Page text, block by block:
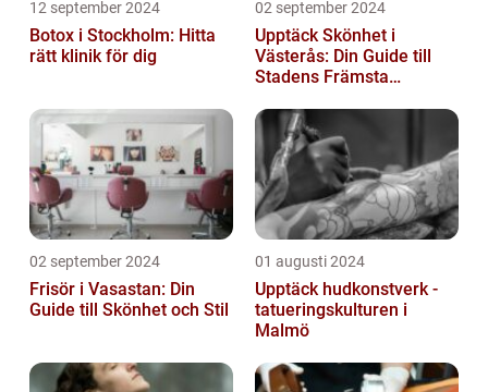
12 september 2024
Botox i Stockholm: Hitta
rätt klinik för dig
02 september 2024
Upptäck Skönhet i
Västerås: Din Guide till
Stadens Främsta
02 september 2024
Frisör i Vasastan: Din
Guide till Skönhet och Stil
01 augusti 2024
Upptäck hudkonstverk -
tatueringskulturen i
Malmö